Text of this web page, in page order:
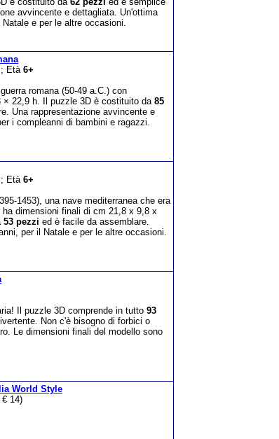
avvincente e dettagliata. Un'ottima
e per le altre occasioni.
Età 6+
romana (50-49 a.C.) con
22,9 h. Il puzzle 3D è costituito da 85
Una rappresentazione avvincente e
i compleanni di bambini e ragazzi.
Età 6+
1453), una nave mediterranea che era
dimensioni finali di cm 21,8 x 9,8 x
53 pezzi ed è facile da assemblare.
per il Natale e per le altre occasioni.
Il puzzle 3D comprende in tutto 93
Non c'è bisogno di forbici o
Le dimensioni finali del modello sono
World Style
14)